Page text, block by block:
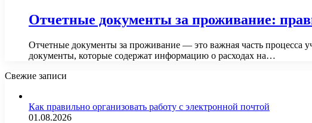
Отчетные документы за проживание:
Отчетные документы за проживание — это важная часть процесса
документы, которые содержат информацию о расходах на…
Свежие записи
Как правильно организовать работу с электронной почтой
01.08.2026